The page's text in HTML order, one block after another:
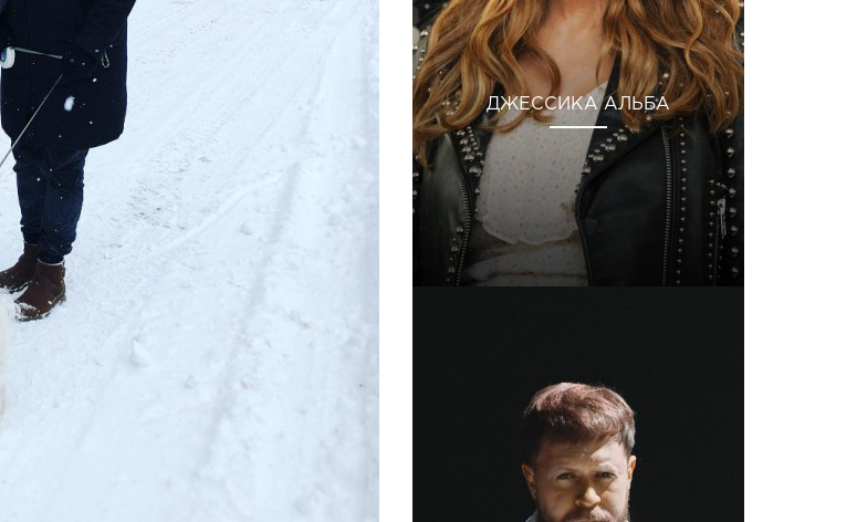
ДЖЕССИКА АЛЬБА